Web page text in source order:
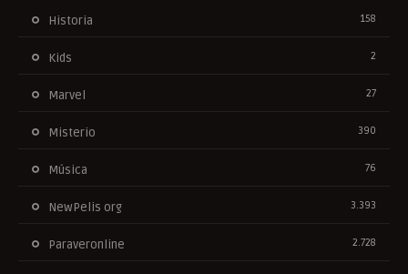
Historia 158
Kids 2
Marvel 27
Misterio 390
Música 76
NewPelis org 3.393
Paraveronline 2.728